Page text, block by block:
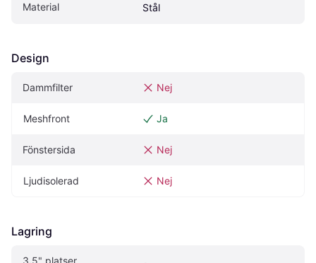
Material Stål
Design
Dammfilter Nej
Meshfront Ja
Fönstersida Nej
Ljudisolerad Nej
Lagring